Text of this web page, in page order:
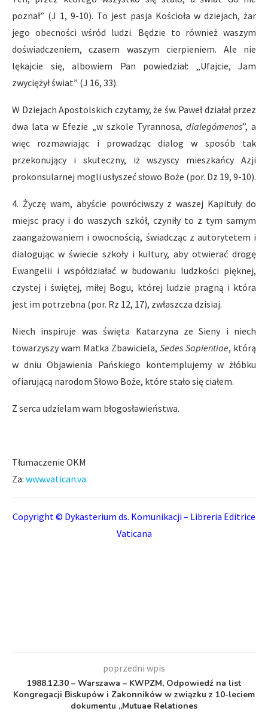
poznał” (J 1, 9-10). To jest pasja Kościoła w dziejach, żar
jego obecności wśród ludzi. Będzie to również waszym
doświadczeniem, czasem waszym cierpieniem. Ale nie
lękajcie się, albowiem Pan powiedział: „Ufajcie, Jam
zwyciężył świat” (J 16, 33).
W Dziejach Apostolskich czytamy, że św. Paweł działał przez
dwa lata w Efezie „w szkole Tyrannosa, dialegómenos”, a
więc rozmawiając i prowadząc dialog w sposób tak
przekonujący i skuteczny, iż wszyscy mieszkańcy Azji
prokonsularnej mogli usłyszeć słowo Boże (por. Dz 19, 9-10).
4. Życzę wam, abyście powróciwszy z waszej Kapituły do
miejsc pracy i do waszych szkół, czyniły to z tym samym
zaangażowaniem i owocnością, świadcząc z autorytetem i
dialogując w świecie szkoły i kultury, aby otwierać drogę
Ewangelii i współdziałać w budowaniu ludzkości pięknej,
czystej i świętej, miłej Bogu, której ludzie pragną i która
jest im potrzebna (por. Rz 12, 17), zwłaszcza dzisiaj.
Niech inspiruje was święta Katarzyna ze Sieny i niech
towarzyszy wam Matka Zbawiciela, Sedes Sapientiae, którą
w dniu Objawienia Pańskiego kontemplujemy w żłóbku
ofiarującą narodom Słowo Boże, które stało się ciałem.
Z serca udzielam wam błogosławieństwa.
Tłumaczenie OKM
Za: www.vatican.va
Copyright © Dykasterium ds. Komunikacji – Libreria Editrice
Vaticana
poprzedni wpis
1988.12.30 – Warszawa – KWPZM, Odpowiedź na list
Kongregacji Biskupów i Zakonników w związku z 10-leciem
dokumentu „Mutuae Relationes